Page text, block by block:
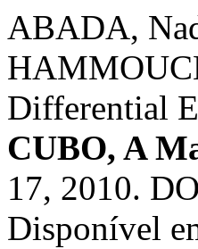
ABADA,
Differential
CUBO, A
17, 2010.
Disponível